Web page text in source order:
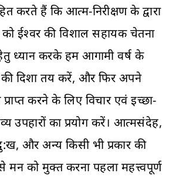
करते हैं कि आत्म-निरीक्षण के द्वारा
ईश्वर की विशाल सहायक चेतना
ध्यान करके हम आगामी वर्ष के
दिशा तय करें, और फिर अपने
करने के लिए विचार एवं इच्छा-
उपहारों का प्रयोग करें। आत्मसंदेह,
और अन्य किसी भी प्रकार की
मन को मुक्त करना पहला महत्त्वपूर्ण